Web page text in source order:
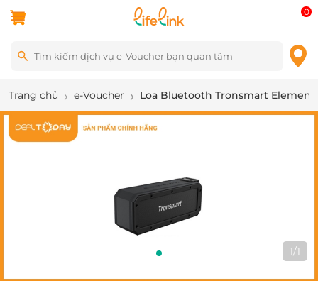
0
Trang chủ e-Voucher Loa Bluetooth Tronsmart Element
1/1